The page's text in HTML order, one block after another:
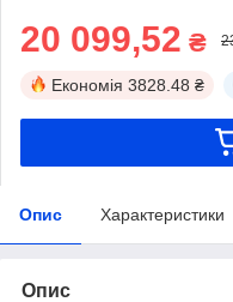
20 099,52 ₴
Економія 3828.48 ₴
Опис Характеристики
Опис